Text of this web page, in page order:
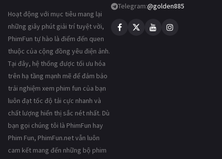
Hoạt động với mục tiêu mang lại
những giây phút giải trí tuyệt vời,
PhimFun tự hào là điểm đến quen
thuộc của cộng đồng yêu điện ảnh.
Tại đây, hệ thống được tối ưu hóa
trên hạ tầng mạnh mẽ để đảm bảo
trải nghiệm xem phim fun của bạn
luôn đạt tốc độ tải cực nhanh và
chất lượng hiển thị sắc nét nhất. Dù
bạn gọi chúng tôi là PhimFun hay
Phim Fun, PhimFun.net vẫn luôn
cam kết mang đến những bộ phim
Telegram:@golden885